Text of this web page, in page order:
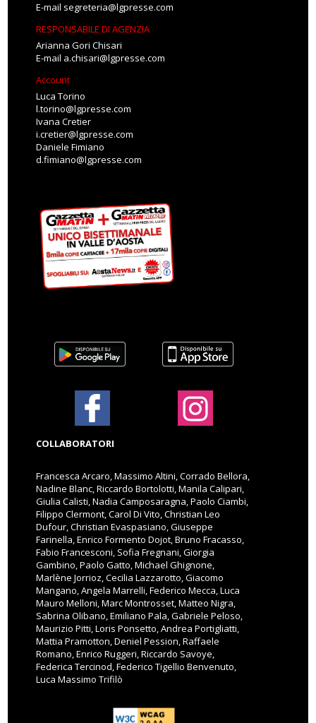
E-mail segreteria@lgpresse.com
RESPONSABILE DI AGENZIA
Arianna Gori Chisari
E-mail a.chisari@lgpresse.com
Account
Luca Torino
l.torino@lgpresse.com
Ivana Cretier
i.cretier@lgpresse.com
Daniele Fimiano
d.fimiano@lgpresse.com
COLLABORATORI
Francesca Arcaro, Massimo Altini, Corrado Bellora,
Nadine Blanc, Riccardo Bortolotti, Manila Calipari,
Giulia Calisti, Nadia Camposaragna, Paolo Ciambi,
Filippo Clermont, Carol Di Vito, Christian Leo
Dufour, Christian Evaspasiano, Giuseppe
Farinella, Enrico Formento Dojot, Bruno Fracasso,
Fabio Francesconi, Sofia Fregnani, Giorgia
Gambino, Paolo Gatto, Michael Ghignone,
Marlène Jorrioz, Cecilia Lazzarotto, Giacomo
Mangano, Angela Marrelli, Federico Mecca, Luca
Mauro Melloni, Marc Montrosset, Matteo Nigra,
Sabrina Olibano, Emiliano Pala, Gabriele Peloso,
Maurizio Pitti, Loris Ponsetto, Andrea Portigliatti,
Mattia Pramotton, Deniel Pession, Raffaele
Romano, Enrico Ruggeri, Riccardo Savoye,
Federica Tercinod, Federico Tigellio Benvenuto,
Luca Massimo Trifilò